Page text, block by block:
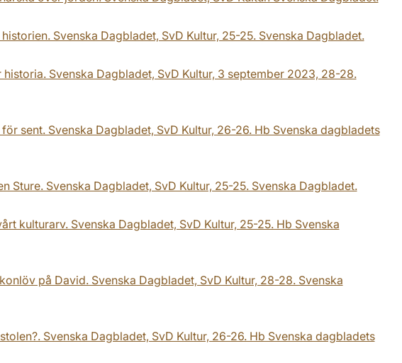
Svenska Dagbladet, SvD Kultur, 25-25. Svenska Dagbladet.
Svenska Dagbladet, SvD Kultur, 3 september 2023, 28-28.
sent. Svenska Dagbladet, SvD Kultur, 26-26. Hb Svenska dagbladets
Sture. Svenska Dagbladet, SvD Kultur, 25-25. Svenska Dagbladet.
kulturarv. Svenska Dagbladet, SvD Kultur, 25-25. Hb Svenska
på David. Svenska Dagbladet, SvD Kultur, 28-28. Svenska
Svenska Dagbladet, SvD Kultur, 26-26. Hb Svenska dagbladets